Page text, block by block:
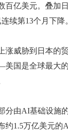
百亿美元。叠加
续第13个月下降
威胁到日本的
国是全球最大
由AI基础设施
约1.5万亿美元